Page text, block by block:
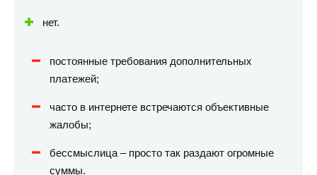
нет.
постоянные требования дополнительных
платежей;
часто в интернете встречаются объективные
жалобы;
бессмыслица – просто так раздают огромные
суммы.